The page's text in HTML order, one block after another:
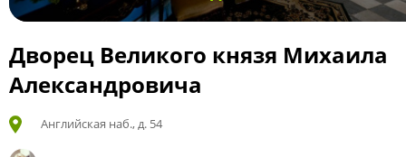
Дворец Великого князя Михаила
Александровича
Английская наб., д. 54